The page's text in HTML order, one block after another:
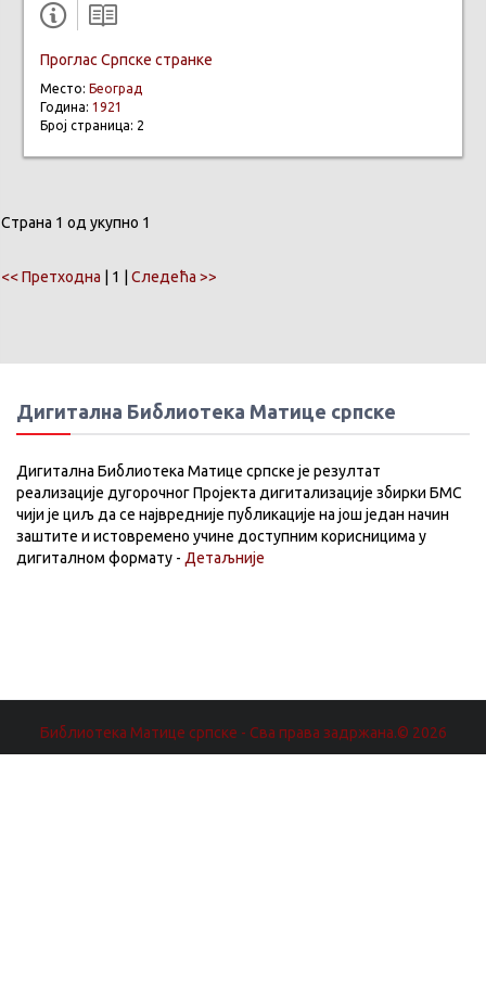
Проглас Српске странке
Место: Београд
Година: 1921
Број страница: 2
Страна 1 од укупно 1
<< Претходна | 1 | Следећа >>
Дигитална Библиотека Матице српске
Дигитална Библиотека Матице српске је резултат
реализације дугорочног Пројекта дигитализације збирки БМС
чији је циљ да се највредније публикације на још један начин
заштите и истовремено учине доступним корисницима у
дигиталном формату - Детаљније
Библиотека Матице српске - Сва права задржана.© 2026